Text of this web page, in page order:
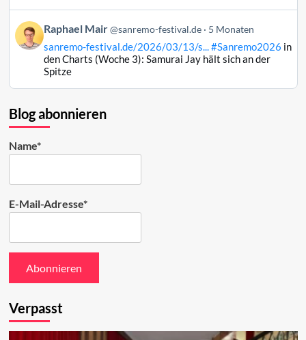
Bluesky
ansehen
Beitrag
von
Raphael
ansehen
Raphael Mair @sanremo-festival.de 5 Monaten
sanremo-festival.de/2026/03/13/s...#Sanremo2026 in
den Charts (Woche 3): Samurai Jay hält sich an der
Spitze
Blog abonnieren
Name*
E-Mail-Adresse*
Verpasst